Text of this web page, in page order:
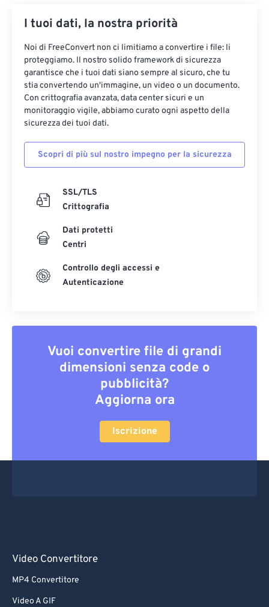
I tuoi dati, la nostra priorità
Noi di FreeConvert non ci limitiamo a convertire i file: li
proteggiamo. Il nostro solido framework di sicurezza
garantisce che i tuoi dati siano sempre al sicuro, che tu
stia convertendo un'immagine, un video o un documento.
Con crittografia avanzata, data center sicuri e un
monitoraggio vigile, abbiamo curato ogni aspetto della
sicurezza dei tuoi dati.
Scopri di più sul nostro impegno per la sicurezza
SSL/TLS
Crittografia
Dati protetti
Centri
Controllo degli accessi e
Autenticazione
Vuoi convertire file di grandi
dimensioni senza code o
pubblicità?
Aggiorna ora
Iscrizione
Video Convertitore
MP4 Convertitore
Video A GIF